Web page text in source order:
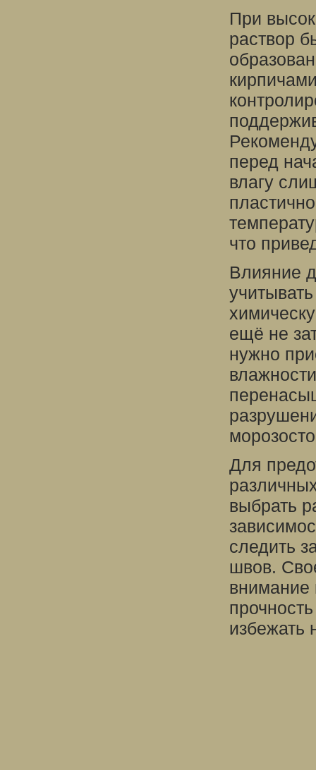
При
раствор
перед
влагу
что
Влияние
ещё не
нужно
Для
выбрать
следить
швов.
внимание
избежать